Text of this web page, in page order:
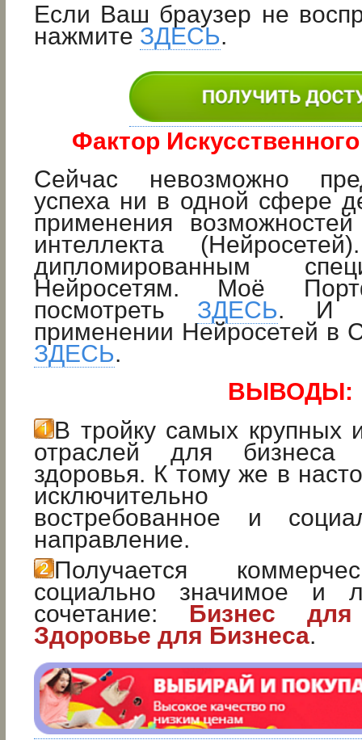
Если Ваш браузер не
нажмите ЗДЕСЬ.
Фактор
Сейчас невозможно
успеха ни в одной сфере
применения возможностей
интеллекта
дипломированным
Нейросетям. Моё
посмотреть ЗДЕСЬ. И
применении Нейросетей в
ЗДЕСЬ.
ВЫВОДЫ:
В тройку самых крупных
отраслей для бизнеса
здоровья. К тому же в
исключительно
востребованное и
направление.
Получается
социально значимое и
сочетание: Бизнес
Здоровье для Бизнеса.